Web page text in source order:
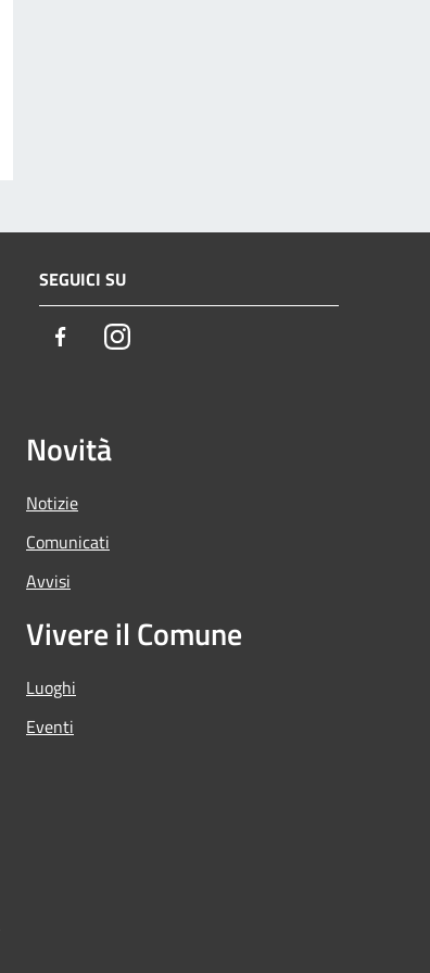
SEGUICI SU
FacebookInstagram
Novità
Notizie
Comunicati
Avvisi
Vivere il Comune
Luoghi
Eventi